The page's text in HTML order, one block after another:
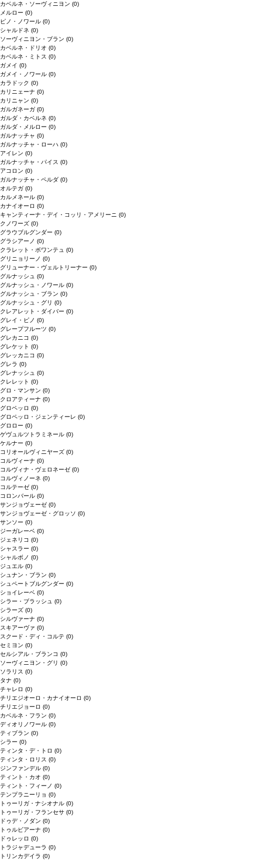
カベルネ・ソーヴィニヨン (0)
メルロー (0)
ピノ・ノワール (0)
シャルドネ (0)
ソーヴィニヨン・ブラン (0)
カベルネ・ドリオ (0)
カベルネ・ミトス (0)
ガメイ (0)
ガメイ・ノワール (0)
カラドック (0)
カリニェーナ (0)
カリニャン (0)
ガルガネーガ (0)
ガルダ・カベルネ (0)
ガルダ・メルロー (0)
ガルナッチャ (0)
ガルナッチャ・ローハ (0)
アイレン (0)
ガルナッチャ・パイス (0)
アコロン (0)
ガルナッチャ・ペルダ (0)
オルテガ (0)
カルメネール (0)
カナイオーロ (0)
キャンティーナ・デイ・コッリ・アメリーニ (0)
クノワーズ (0)
グラウブルグンダー (0)
グラシアーノ (0)
クラレット・ボワンテュ (0)
グリニョリーノ (0)
グリューナー・ヴェルトリーナー (0)
グルナッシュ (0)
グルナッシュ・ノワール (0)
グルナッシュ・ブラン (0)
グルナッシュ・グリ (0)
クレアレット・ダイバー (0)
グレイ・ピノ (0)
グレープフルーツ (0)
グレカニコ (0)
グレケット (0)
グレッカニコ (0)
グレラ (0)
グレナッシュ (0)
クレレット (0)
グロ・マンサン (0)
クロアティーナ (0)
グロペッロ (0)
グロペッロ・ジェンティーレ (0)
グロロー (0)
ゲヴュルツトラミネール (0)
ケルナー (0)
コリオールヴィニヤーズ (0)
コルヴィーナ (0)
コルヴィナ・ヴェロネーゼ (0)
コルヴィノーネ (0)
コルテーゼ (0)
コロンバール (0)
サンジョヴェーゼ (0)
サンジョヴェーゼ・グロッソ (0)
サンソー (0)
ジーガレーベ (0)
ジェネリコ (0)
シャスラー (0)
シャルボノ (0)
ジュエル (0)
シュナン・ブラン (0)
シュペートブルグンダー (0)
ショイレーベ (0)
シラー・ブラッシュ (0)
シラーズ (0)
シルヴァーナ (0)
スキアーヴァ (0)
スクード・ディ・コルテ (0)
セミヨン (0)
セルシアル・ブランコ (0)
ソーヴィニヨン・グリ (0)
ソラリス (0)
タナ (0)
チャレロ (0)
チリエジオーロ・カナイオーロ (0)
チリエジョーロ (0)
カベルネ・フラン (0)
ディオリノワール (0)
ティブラン (0)
シラー (0)
ティンタ・デ・トロ (0)
ティンタ・ロリス (0)
ジンファンデル (0)
ティント・カオ (0)
ティント・フィーノ (0)
テンプラニーリョ (0)
トゥーリガ・ナシオナル (0)
トゥーリガ・フランセサ (0)
ドゥデ・ノダン (0)
トゥルビアーナ (0)
ドゥレッロ (0)
トラジャデューラ (0)
トリンカデイラ (0)